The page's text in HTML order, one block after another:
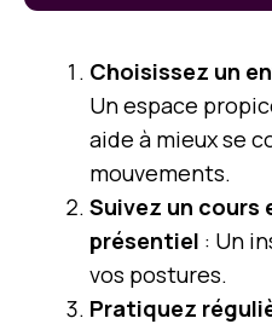
Choisissez un
Un espace
aide à mieux se
mouvements.
Suivez un cours
présentiel : Un
vos postures.
Pratiquez